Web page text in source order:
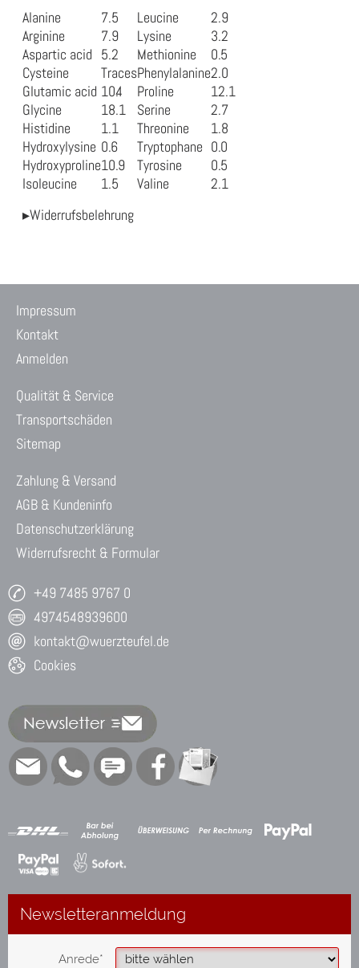
Alanine
7.5 Leucine
2.9
Arginine
7.9 Lysine
3.2
Aspartic acid 5.2 Methionine
0.5
Cysteine
TracesPhenylalanine2.0
Glutamic acid 10.4 Proline
12.1
Glycine
18.1 Serine
2.7
Histidine
1.1 Threonine
1.8
Hydroxylysine 0.6 Tryptophane 0.0
Hydroxyproline10.9 Tyrosine
0.5
Isoleucine
1.5 Valine
2.1
▸Widerrufsbelehrung
Impressum
Kontakt
Anmelden
Qualität & Service
Transportschäden
Sitemap
Zahlung & Versand
AGB & Kundeninfo
Datenschutzerklärung
Widerrufsrecht & Formular
+49 7485 9767 0
4974548939600
kontakt@wuerzteufel.de
Cookies